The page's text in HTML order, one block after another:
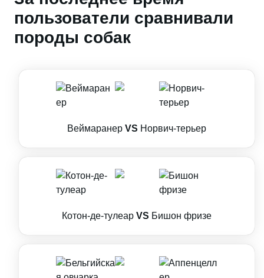
пользователи сравнивали
породы собак
Веймаранер VS Норвич-терьер
Котон-де-тулеар VS Бишон фризе